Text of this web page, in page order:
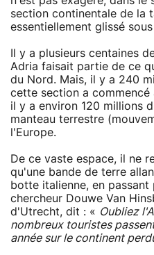
section continentale de la
essentiellement glissé
Il y a plusieurs centaines
Adria faisait partie de ce
du Nord. Mais, il y a 240
cette section a commencé
il y a environ 120 millions
manteau terrestre
l'Europe.
De ce vaste espace, il ne
qu'une bande de terre
botte italienne, en
chercheur Douwe Van
d'Utrecht, dit : « Oubliez
nombreux touristes
année sur le continent